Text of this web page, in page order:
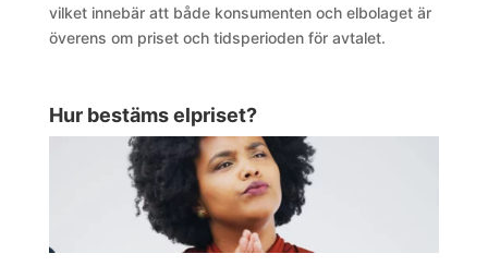
vilket innebär att både konsumenten och elbolaget är
överens om priset och tidsperioden för avtalet.
Hur bestäms elpriset?